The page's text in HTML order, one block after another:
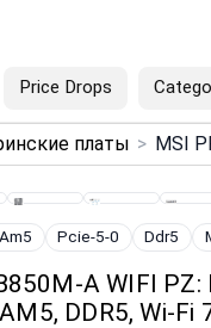
Price Drops
×платы >
Am5 Pcie-5-0 Ddr5
A WIFI PZ:
AM5, DDR5, Wi‑Fi